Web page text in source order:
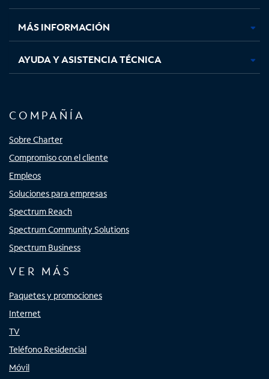
nuevanuevanuevanueva
MÁS INFORMACIÓN
AYUDA Y ASISTENCIA TÉCNICA
COMPAÑÍA
Sobre Charter
Compromiso con el cliente
Empleos
Soluciones para empresas
Spectrum Reach
Spectrum Community Solutions
Spectrum Business
VER MÁS
Paquetes y promociones
Internet
TV
Teléfono Residencial
Móvil